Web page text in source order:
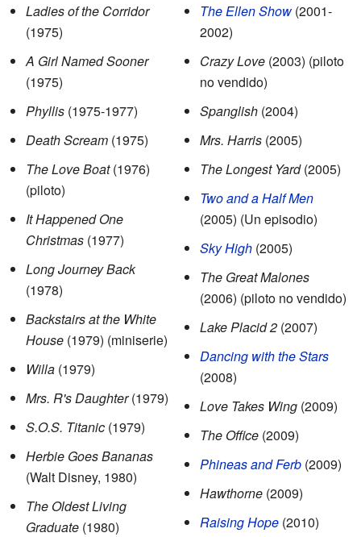
Ladies of the Corridor
(1975)
A Girl Named Sooner
(1975)
Phyllis (1975-1977)
Death Scream (1975)
The Love Boat(1976)
(piloto)
It Happened One
Christmas (1977)
Long Journey Back
(1978)
Backstairs at the White
House (1979) (miniserie)
Willa (1979)
Mrs. R's Daughter(1979)
S.O.S. Titanic (1979)
Herbie Goes Bananas
(Walt Disney, 1980)
The Oldest Living
Graduate (1980)
The Ellen Show(2001-
2002)
Crazy Love (2003) (piloto
no vendido)
Spanglish (2004)
Mrs. Harris (2005)
The Longest Yard(2005)
Two and a Half Men
(2005) (Un episodio)
Sky High (2005)
The Great Malones
(2006) (piloto no vendido)
Lake Placid 2 (2007)
Dancing with the Stars
(2008)
Love Takes Wing (2009)
The Office (2009)
Phineas and Ferb (2009)
Hawthorne (2009)
Raising Hope (2010)